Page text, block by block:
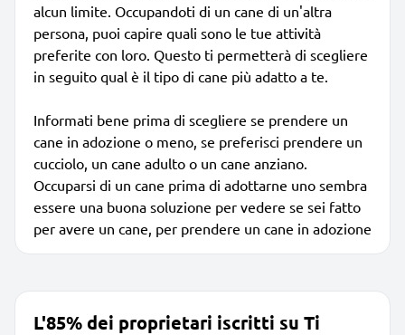
alcun limite. Occupandoti di un cane di un'altra
persona, puoi capire quali sono le tue attività
preferite con loro. Questo ti permetterà di scegliere
in seguito qual è il tipo di cane più adatto a te.
Informati bene prima di scegliere se prendere un
cane in adozione o meno, se preferisci prendere un
cucciolo, un cane adulto o un cane anziano.
Occuparsi di un cane prima di adottarne uno sembra
essere una buona soluzione per vedere se sei fatto
per avere un cane, per prendere un cane in adozione
L'85% dei proprietari iscritti su Ti